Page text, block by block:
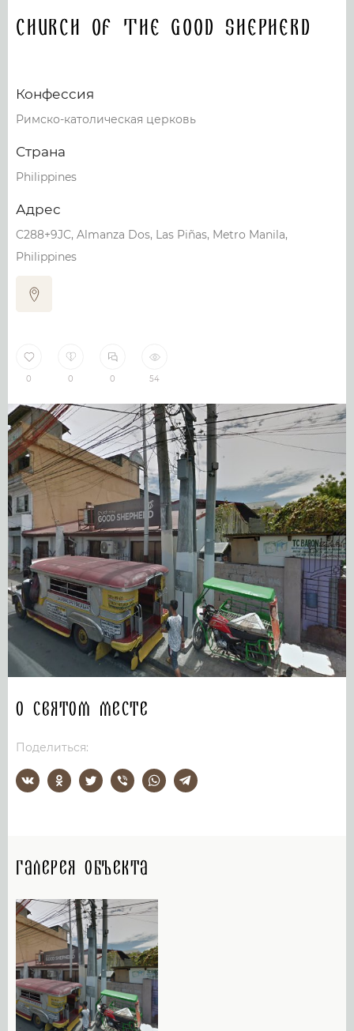
Church Of The Good Shepherd
Конфессия
Римско-католическая церковь
Страна
Philippines
Адрес
C288+9JC, Almanza Dos, Las Piñas, Metro Manila,
Philippines
0 0 0 54
О святом месте
Поделиться:
Галерея объекта